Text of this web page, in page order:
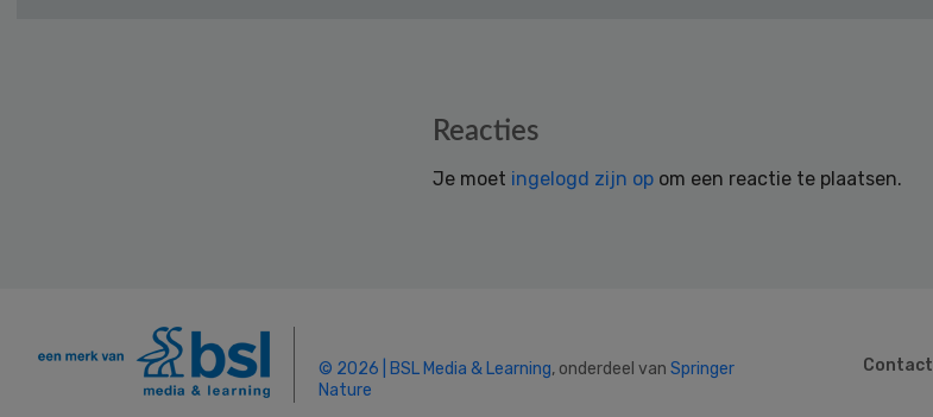
Reacties
Je moet ingelogd zijn op om een reactie te plaatsen.
© 2026 | BSL Media & Learning, onderdeel van Springer
Nature
Contact